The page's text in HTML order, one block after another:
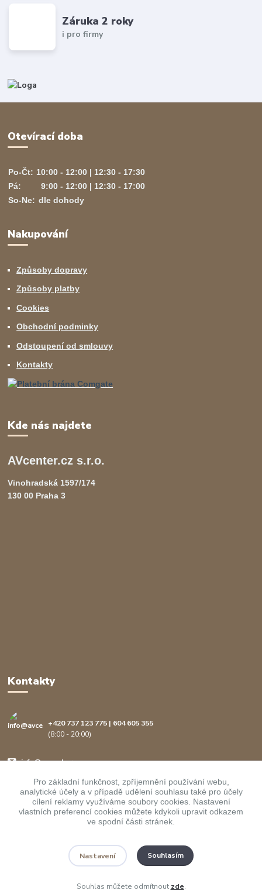
Záruka 2 roky
i pro firmy
Otevírací doba
Po-Čt: 10:00 - 12:00 | 12:30 - 17:30
Pá:
9:00 - 12:00 | 12:30 - 17:00
So-Ne: dle dohody
Nakupování
Způsoby dopravy
Způsoby platby
Cookies
Obchodní podminky
Odstoupení od smlouvy
Kontakty
Kde nás najdete
AVcenter.cz s.r.o.
Vinohradská 1597/174
130 00 Praha 3
Kontakty
+420 737 123 775 | 604 605 355
(8:00 - 20:00)
info@avcenter.cz
Upravit sběr cookies.
Pro základní funkčnost, zpříjemnění používání webu,
analytické účely a v případě udělení souhlasu také pro účely
cílení reklamy využíváme soubory cookies. Nastavení
vlastních preferencí cookies můžete kdykoli upravit odkazem
ve spodní části stránek.
Nastavení Souhlasím
Souhlas můžete odmítnout zde.